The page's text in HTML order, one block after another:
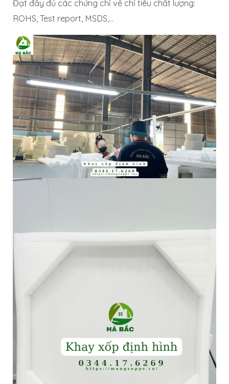
Đạt đầy đủ các chứng chỉ về chỉ tiêu chất lượng:
ROHS, Test report, MSDS,…